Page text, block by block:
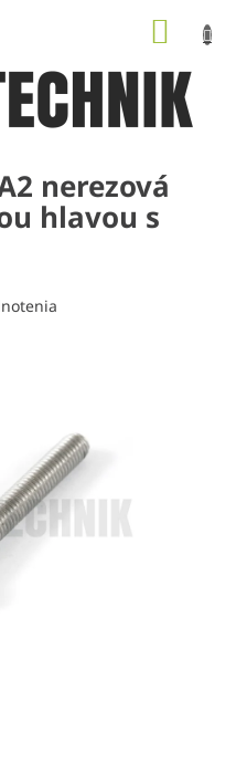
nerezová
hlavou s